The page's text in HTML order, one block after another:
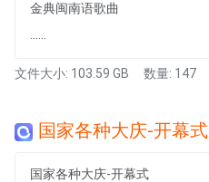
金典闽南语歌曲
文件大小: 103.59 GB 数量: 147
国家各种大庆-开幕式
国家各种大庆-开幕式